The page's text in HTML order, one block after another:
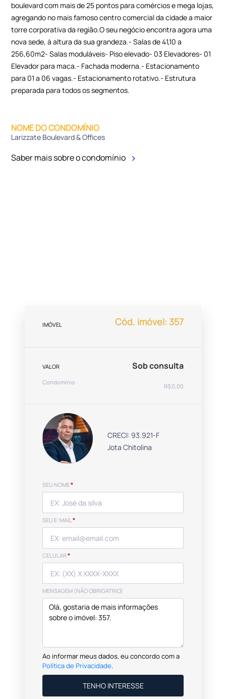
boulevard com mais de 25 pontos para comércios e mega lojas,
agregando no mais famoso centro comercial da cidade a maior
torre corporativa da região.O seu negócio encontra agora uma
nova sede, à altura da sua grandeza.- Salas de 41,10 a
256,60m2- Salas moduláveis- Piso elevado- 03 Elevadores- 01
Elevador para maca.- Fachada moderna.- Estacionamento
para 01 a 06 vagas.- Estacionamento rotativo.- Estrutura
preparada para todos os segmentos.
NOME DO CONDOMÍNIO
Larizzate Boulevard & Offices
Saber mais sobre o condomínio
IMÓVEL Cód. imóvel: 357
VALOR Sob consulta
Condomínio
R$ 0,00
CRECI: 93.921-F
Jota Chitolina
SEU NOME*
SEU E-MAIL*
CELULAR *
MENSAGEM (NÃO OBRIGATRIO)
Ao informar meus dados, eu concordo com a
Política de Privacidade.
TENHO INTERESSE